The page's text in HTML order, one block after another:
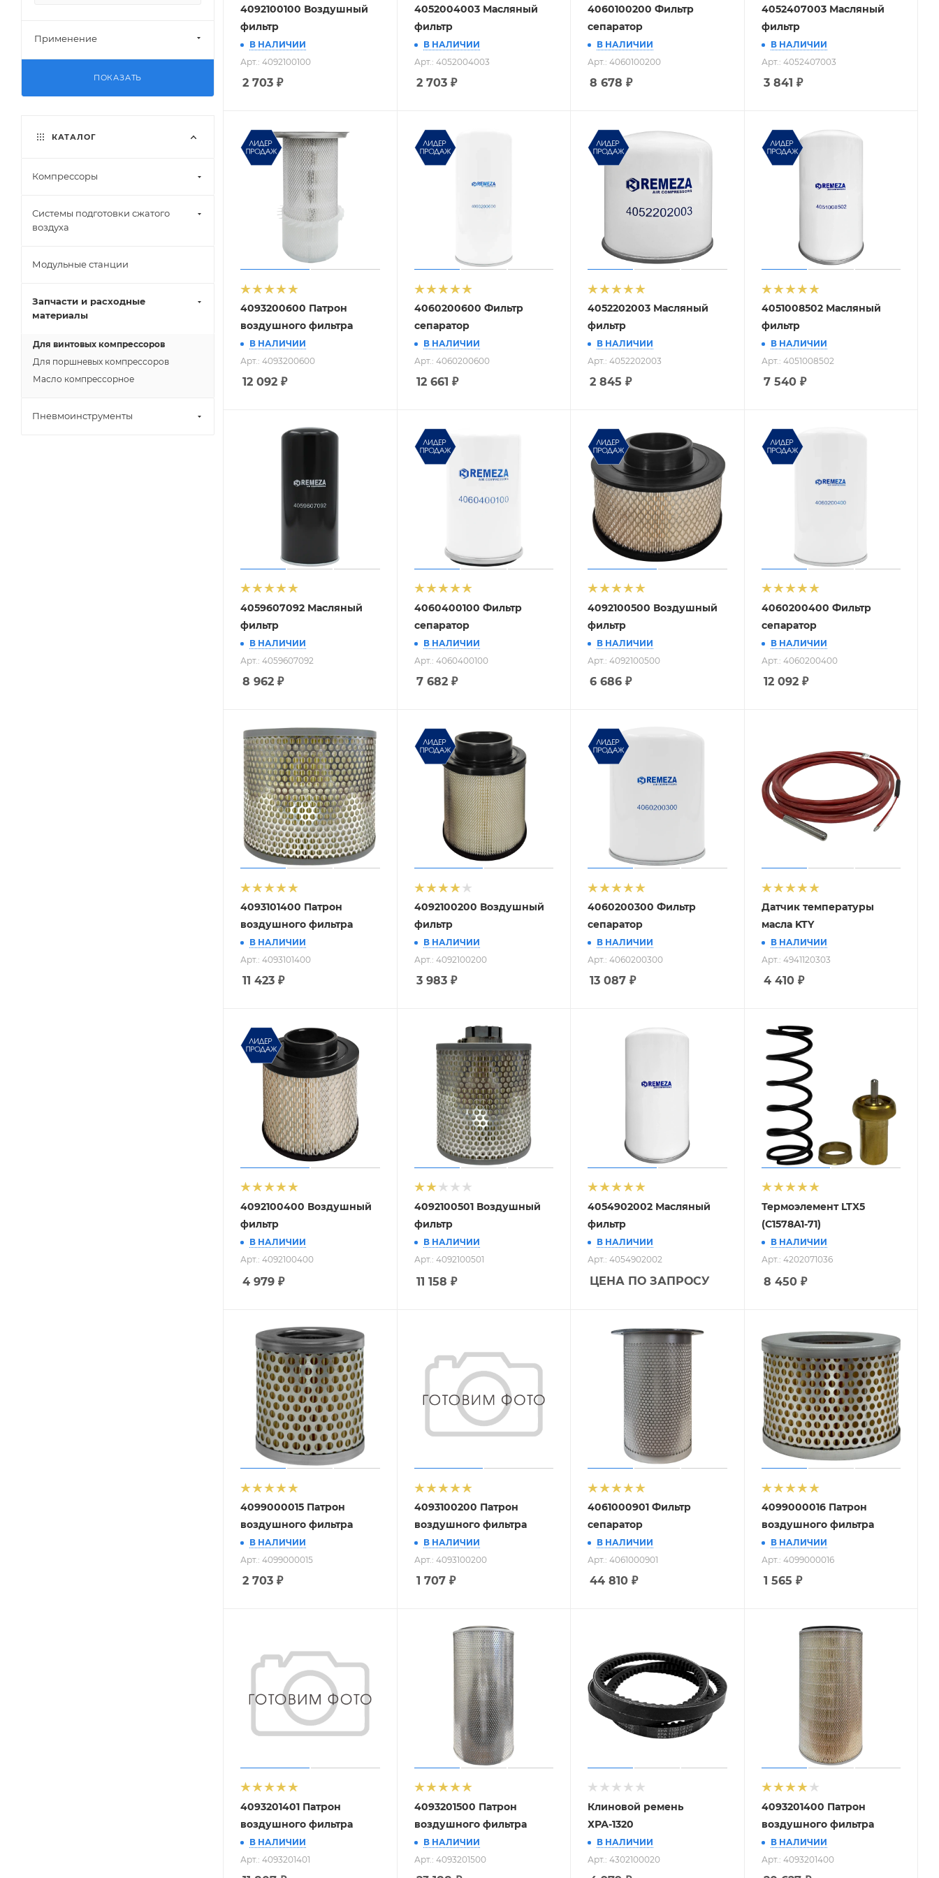
4092100100 Воздушный
фильтр
В НАЛИЧИИ
Арт.: 4092100100
2 703 ₽
4052004003 Масляный
фильтр
В НАЛИЧИИ
Арт.: 4052004003
2 703₽
4060100200 Фильтр
сепаратор
В НАЛИЧИИ
Арт.: 4060100200
8 678 ₽
4052407003 Масляный
фильтр
В НАЛИЧИИ
Арт.: 4052407003
3 841 ₽
4093200600 Патрон
воздушного фильтра
В НАЛИЧИИ
Арт.: 4093200600
12 092 ₽
4060200600 Фильтр
сепаратор
В НАЛИЧИИ
Арт.: 4060200600
12 661 ₽
4052202003 Масляный
фильтр
В НАЛИЧИИ
Арт.: 4052202003
2 845 ₽
4051008502 Масляный
фильтр
В НАЛИЧИИ
Арт.: 4051008502
7 540₽
4059607092 Масляный
фильтр
В НАЛИЧИИ
Арт.: 4059607092
8 962 ₽
4060400100 Фильтр
сепаратор
В НАЛИЧИИ
Арт.: 4060400100
7 682₽
4092100500 Воздушный
фильтр
В НАЛИЧИИ
Арт.: 4092100500
6 686 ₽
4060200400 Фильтр
сепаратор
В НАЛИЧИИ
Арт.: 4060200400
12 092₽
4093101400 Патрон
воздушного фильтра
В НАЛИЧИИ
Арт.: 4093101400
11 423 ₽
4092100200 Воздушный
фильтр
В НАЛИЧИИ
Арт.: 4092100200
3 983₽
4060200300 Фильтр
сепаратор
В НАЛИЧИИ
Арт.: 4060200300
13 087 ₽
Датчик температуры
масла KTY
В НАЛИЧИИ
Арт.: 4941120303
4 410₽
4092100400 Воздушный
фильтр
В НАЛИЧИИ
Арт.: 4092100400
4 979 ₽
4092100501 Воздушный
фильтр
В НАЛИЧИИ
Арт.: 4092100501
11 158 ₽
4054902002 Масляный
фильтр
В НАЛИЧИИ
Арт.: 4054902002
ЦЕНА ПО ЗАПРОСУ
Термоэлемент LTX5
(C1578A1-71)
В НАЛИЧИИ
Арт.: 4202071036
8 450₽
4099000015 Патрон
воздушного фильтра
В НАЛИЧИИ
Арт.: 4099000015
2 703 ₽
4093100200 Патрон
воздушного фильтра
В НАЛИЧИИ
Арт.: 4093100200
1 707₽
4061000901 Фильтр
сепаратор
В НАЛИЧИИ
Арт.: 4061000901
44 810 ₽
4099000016 Патрон
воздушного фильтра
В НАЛИЧИИ
Арт.: 4099000016
1 565 ₽
4093201401 Патрон
воздушного фильтра
В НАЛИЧИИ
Арт.: 4093201401
4093201500 Патрон
воздушного фильтра
В НАЛИЧИИ
Арт.: 4093201500
Клиновой ремень
ХРА-1320
В НАЛИЧИИ
Арт.: 4302100020
4093201400 Патрон
воздушного фильтра
В НАЛИЧИИ
Арт.: 4093201400
Применение
ПОКАЗАТЬ
КАТАЛОГ
Компрессоры
Системы подготовки сжатого
воздуха
Модульные станции
Запчасти и расходные
материалы
Для винтовых компрессоров
Для поршневых компрессоров
Масло компрессорное
Пневмоинструменты